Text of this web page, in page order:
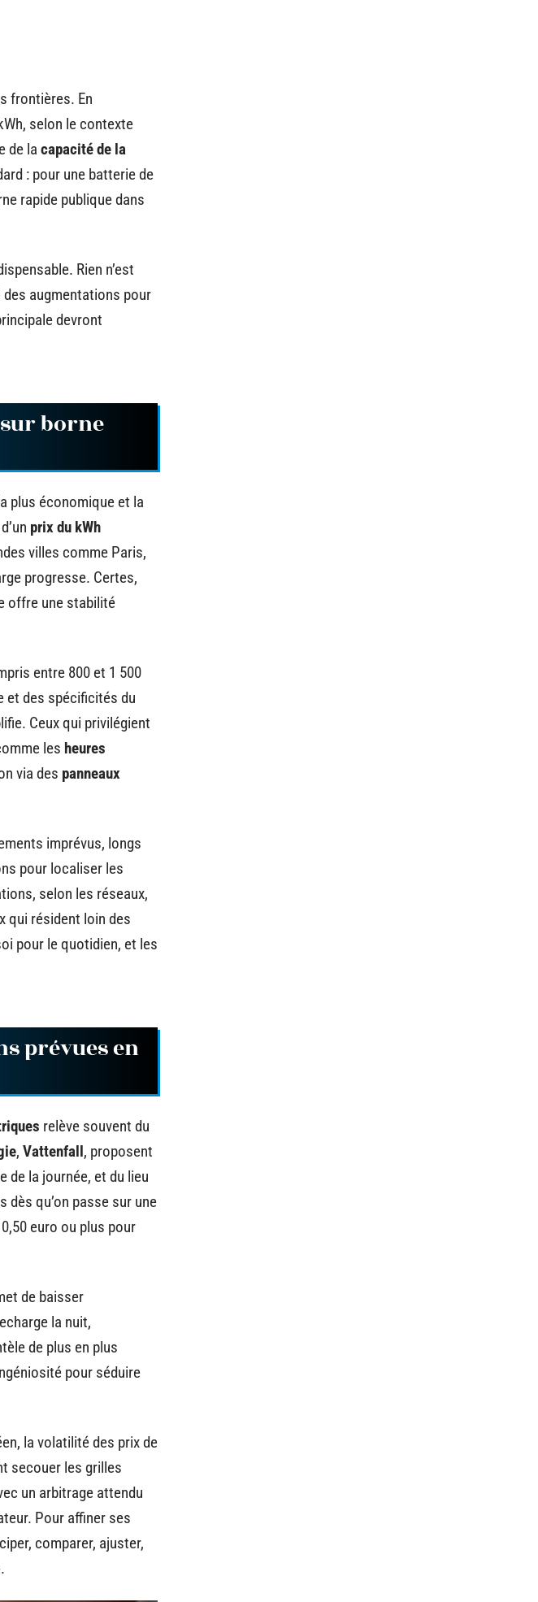
frontières. En
selon le contexte
de la capacité de la
: pour une batterie de
rapide publique dans
Rien n’est
augmentations pour
devront
borne
plus économique et la
prix du kWh
villes comme Paris,
progresse. Certes,
offre une stabilité
entre 800 et 1 500
et des spécificités du
Ceux qui privilégient
les heures
via des panneaux
imprévus, longs
pour localiser les
selon les réseaux,
qui résident loin des
pour le quotidien, et les
prévues en
relève souvent du
, Vattenfall, proposent
de la journée, et du lieu
dès qu’on passe sur une
euro ou plus pour
de baisser
la nuit,
de plus en plus
pour séduire
la volatilité des prix de
secouer les grilles
un arbitrage attendu
Pour affiner ses
comparer, ajuster,